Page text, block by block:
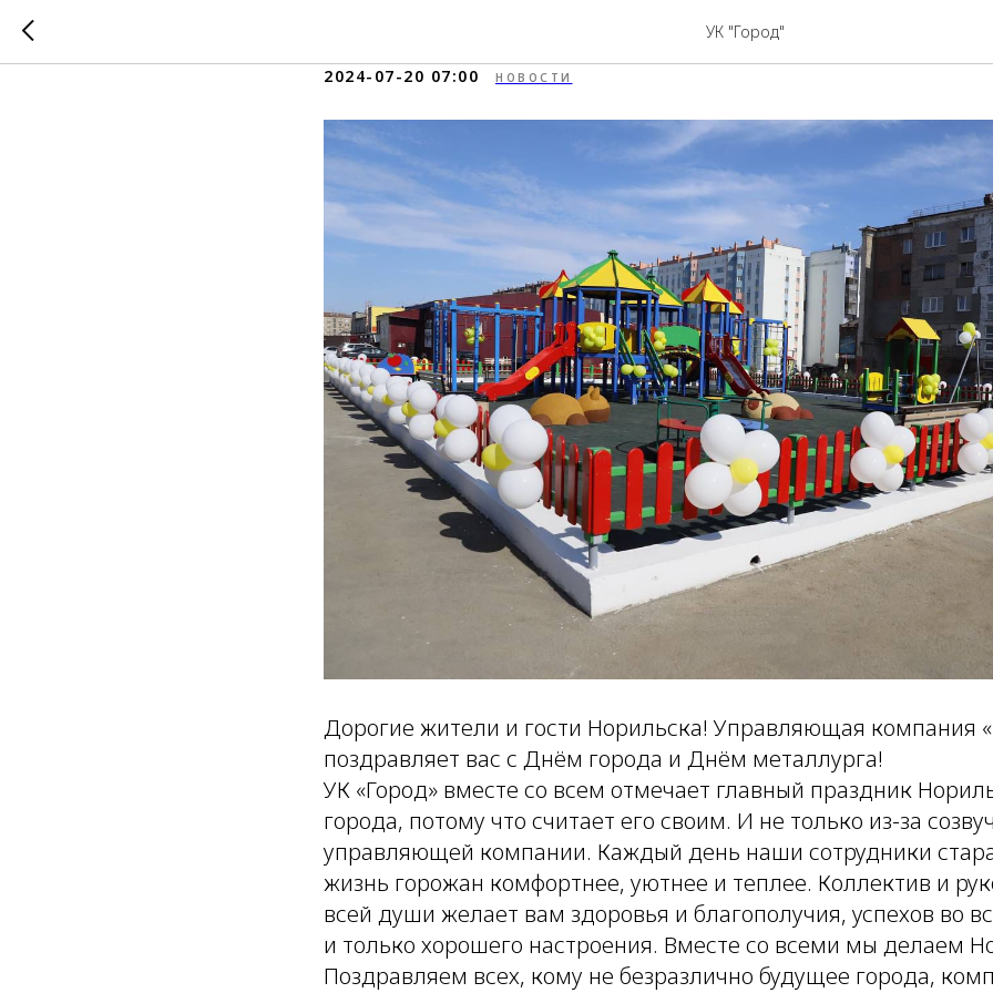
УК "Город"
С Днем города и Днем
2024-07-20 07:00 НОВОСТИ
Дорогие жители и гости Норильска! Управляющая компания
поздравляет вас с Днём города и Днём металлурга!
УК «Город» вместе со всем отмечает главный праздник
города, потому что считает его своим. И не только из-за
управляющей компании. Каждый день наши сотрудники
жизнь горожан комфортнее, уютнее и теплее. Коллектив и
всей души желает вам здоровья и благополучия, успехов во
и только хорошего настроения. Вместе со всеми мы делаем
Поздравляем всех, кому не безразлично будущее города,